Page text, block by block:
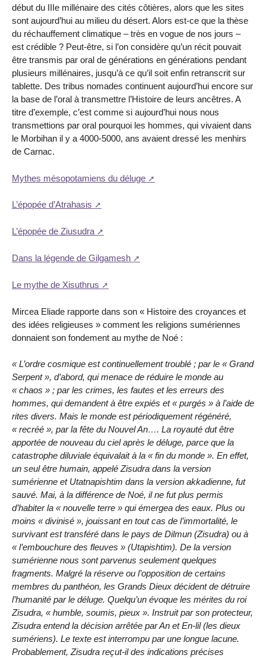
début du IIIe millénaire des cités côtières, alors que les sites
sont aujourd’hui au milieu du désert. Alors est-ce que la thèse
du réchauffement climatique – très en vogue de nos jours –
est crédible ? Peut-être, si l’on considère qu’un récit pouvait
être transmis par oral de générations en générations pendant
plusieurs millénaires, jusqu’à ce qu’il soit enfin retranscrit sur
tablette. Des tribus nomades continuent aujourd’hui encore sur
la base de l’oral à transmettre l’Histoire de leurs ancêtres. A
titre d’exemple, c’est comme si aujourd’hui nous nous
transmettions par oral pourquoi les hommes, qui vivaient dans
le Morbihan il y a 4000-5000, ans avaient dressé les menhirs
de Carnac.
Mythes mésopotamiens du déluge
L’épopée d’Atrahasis
L’épopée de Ziusudra
Dans la légende de Gilgamesh
Le mythe de Xisuthrus
Mircea Eliade rapporte dans son « Histoire des croyances et
des idées religieuses » comment les religions sumériennes
donnaient son fondement au mythe de Noé :
« L’ordre cosmique est continuellement troublé ; par le « Grand
Serpent », d’abord, qui menace de réduire le monde au
« chaos » ; par les crimes, les fautes et les erreurs des
hommes, qui demandent à être expiés et « purgés » à l’aide de
rites divers. Mais le monde est périodiquement régénéré,
« recréé », par la fête du Nouvel An…. La royauté dut être
apportée de nouveau du ciel après le déluge, parce que la
catastrophe diluviale équivalait à la « fin du monde ». En effet,
un seul être humain, appelé Zisudra dans la version
sumérienne et Utatnapishtim dans la version akkadienne, fut
sauvé. Mai, à la différence de Noé, il ne fut plus permis
d’habiter la « nouvelle terre » qui émergea des eaux. Plus ou
moins « divinisé », jouissant en tout cas de l’immortalité, le
survivant est transféré dans le pays de Dilmun (Zisudra) ou à
« l’embouchure des fleuves » (Utapishtim). De la version
sumérienne nous sont parvenus seulement quelques
fragments. Malgré la réserve ou l’opposition de certains
membres du panthéon, les Grands Dieux décident de détruire
l’humanité par le déluge. Quelqu’un évoque les mérites du roi
Zisudra, « humble, soumis, pieux ». Instruit par son protecteur,
Zisudra entend la décision arrêtée par An et En-lil (les dieux
sumériens). Le texte est interrompu par une longue lacune.
Probablement, Zisudra reçut-il des indications précises